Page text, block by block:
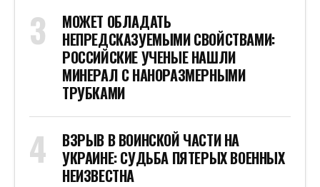
МОЖЕТ ОБЛАДАТЬ
НЕПРЕДСКАЗУЕМЫМИ СВОЙСТВАМИ:
РОССИЙСКИЕ УЧЕНЫЕ НАШЛИ
МИНЕРАЛ С НАНОРАЗМЕРНЫМИ
ТРУБКАМИ
ВЗРЫВ В ВОИНСКОЙ ЧАСТИ НА
УКРАИНЕ: СУДЬБА ПЯТЕРЫХ ВОЕННЫХ
НЕИЗВЕСТНА